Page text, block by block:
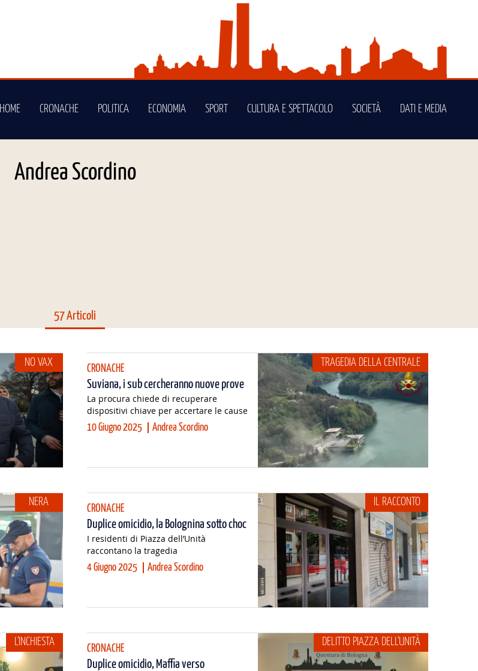
HOME CRONACHE POLITICA ECONOMIA SPORT CULTURA E SPETTACOLO SOCIETÀ DATI E MEDIA
Andrea Scordino
57 Articoli
NO VAX
CRONACHE
TRAGEDIA DELLA CENTRALE
Suviana, i sub cercheranno nuove prove
La procura chiede di recuperare
dispositivi chiave per accertare le cause
10 Giugno 2025 Andrea Scordino
NERA
CRONACHE
IL RACCONTO
Duplice omicidio, la Bolognina sotto choc
I residenti di Piazza dell’Unità
raccontano la tragedia
4 Giugno 2025 Andrea Scordino
L'INCHIESTA
CRONACHE
DELITTO PIAZZA DELL'UNITÀ
Duplice omicidio, Maffia verso